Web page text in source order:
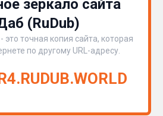
зеркало сайта
(RuDub)
это точная копия сайта, которая
по другому URL-адресу.